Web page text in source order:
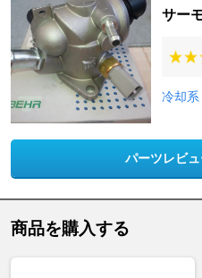
サー
冷却系
パーツレビ
商品を購入する